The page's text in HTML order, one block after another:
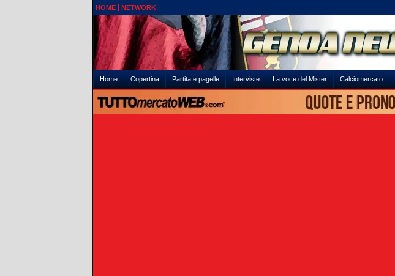
HOME NETWORK
Home Copertina Partita e pagelle Interviste La voce del Mister Calciomercato